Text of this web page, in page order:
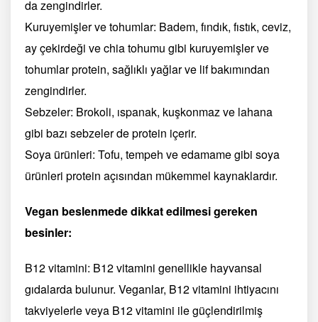
da zengindirler.
Kuruyemişler ve tohumlar: Badem, fındık, fıstık, ceviz,
ay çekirdeği ve chia tohumu gibi kuruyemişler ve
tohumlar protein, sağlıklı yağlar ve lif bakımından
zengindirler.
Sebzeler: Brokoli, ıspanak, kuşkonmaz ve lahana
gibi bazı sebzeler de protein içerir.
Soya ürünleri: Tofu, tempeh ve edamame gibi soya
ürünleri protein açısından mükemmel kaynaklardır.
Vegan beslenmede dikkat edilmesi gereken
besinler:
B12 vitamini: B12 vitamini genellikle hayvansal
gıdalarda bulunur. Veganlar, B12 vitamini ihtiyacını
takviyelerle veya B12 vitamini ile güçlendirilmiş